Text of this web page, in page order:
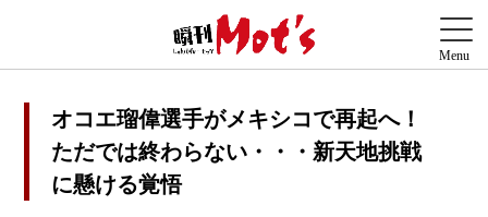
オコエ瑠偉選手がメキシコで再起へ！
ただでは終わらない・・・新天地挑戦
に懸ける覚悟